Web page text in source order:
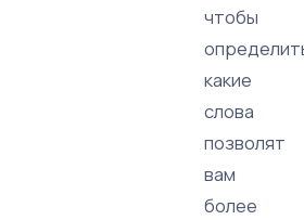
чтобы
какие
слова
позволят
вам
более